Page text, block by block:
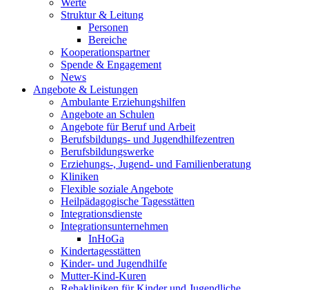
Werte
Struktur & Leitung
Personen
Bereiche
Kooperationspartner
Spende & Engagement
News
Angebote & Leistungen
Ambulante Erziehungshilfen
Angebote an Schulen
Angebote für Beruf und Arbeit
Berufsbildungs- und Jugendhilfezentren
Berufsbildungswerke
Erziehungs-, Jugend- und Familienberatung
Kliniken
Flexible soziale Angebote
Heilpädagogische Tagesstätten
Integrationsdienste
Integrationsunternehmen
InHoGa
Kindertagesstätten
Kinder- und Jugendhilfe
Mutter-Kind-Kuren